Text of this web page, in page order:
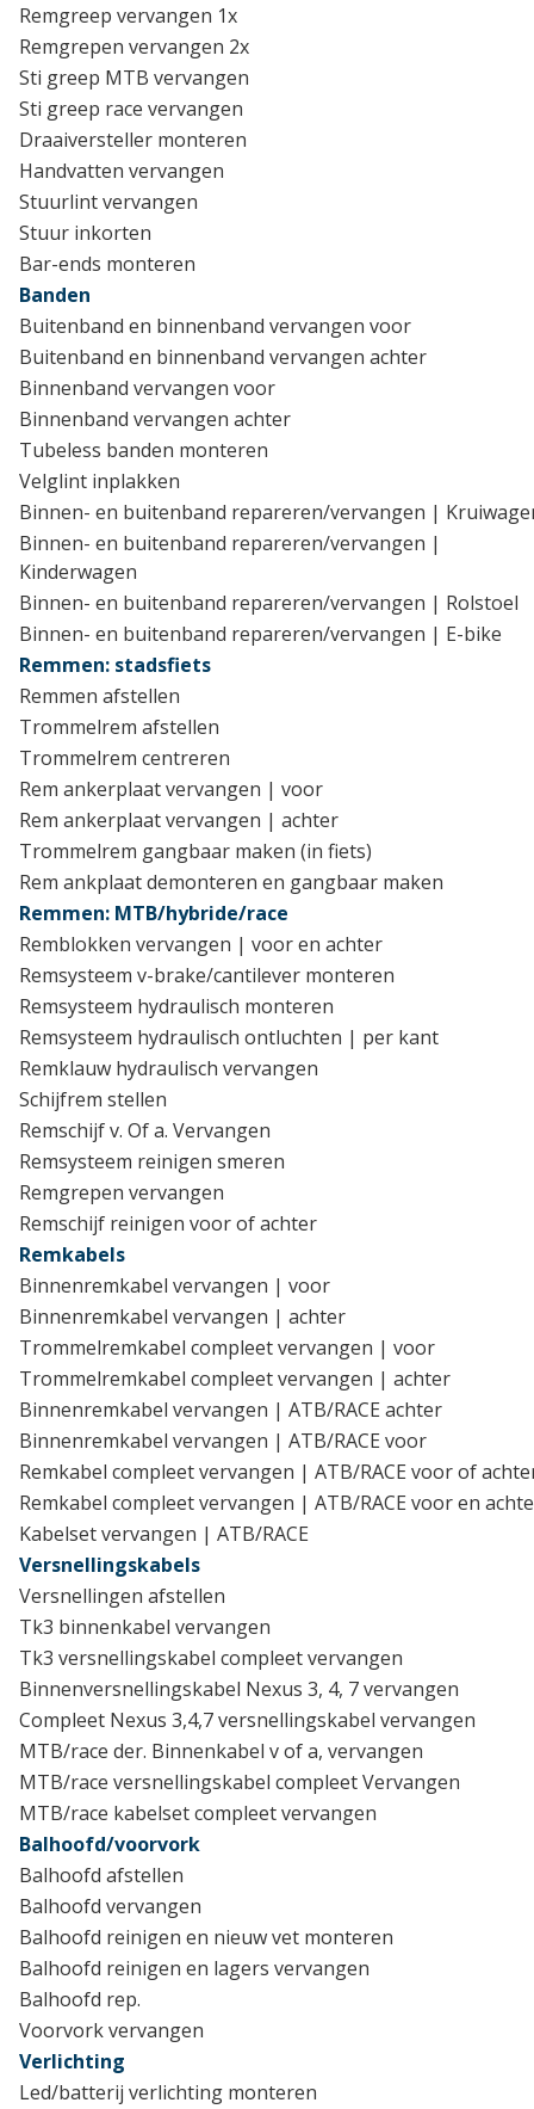
Remgreep vervangen 1x
Remgrepen vervangen 2x
Sti greep MTB vervangen
Sti greep race vervangen
Draaiversteller monteren
Handvatten vervangen
Stuurlint vervangen
Stuur inkorten
Bar-ends monteren
Banden
Buitenband en binnenband vervangen voor
Buitenband en binnenband vervangen achter
Binnenband vervangen voor
Binnenband vervangen achter
Tubeless banden monteren
Velglint inplakken
Binnen- en buitenband repareren/vervangen |
Binnen- en buitenband repareren/vervangen |
Kinderwagen
Binnen- en buitenband repareren/vervangen | Rolstoel
Binnen- en buitenband repareren/vervangen | E-bike
Remmen: stadsfiets
Remmen afstellen
Trommelrem afstellen
Trommelrem centreren
Rem ankerplaat vervangen | voor
Rem ankerplaat vervangen | achter
Trommelrem gangbaar maken (in fiets)
Rem ankplaat demonteren en gangbaar maken
Remmen: MTB/hybride/race
Remblokken vervangen | voor en achter
Remsysteem v-brake/cantilever monteren
Remsysteem hydraulisch monteren
Remsysteem hydraulisch ontluchten | per kant
Remklauw hydraulisch vervangen
Schijfrem stellen
Remschijf v. Of a. Vervangen
Remsysteem reinigen smeren
Remgrepen vervangen
Remschijf reinigen voor of achter
Remkabels
Binnenremkabel vervangen | voor
Binnenremkabel vervangen | achter
Trommelremkabel compleet vervangen | voor
Trommelremkabel compleet vervangen | achter
Binnenremkabel vervangen | ATB/RACE achter
Binnenremkabel vervangen | ATB/RACE voor
Remkabel compleet vervangen | ATB/RACE voor of
Remkabel compleet vervangen | ATB/RACE voor en
Kabelset vervangen | ATB/RACE
Versnellingskabels
Versnellingen afstellen
Tk3 binnenkabel vervangen
Tk3 versnellingskabel compleet vervangen
Binnenversnellingskabel Nexus 3, 4, 7 vervangen
Compleet Nexus 3,4,7 versnellingskabel vervangen
MTB/race der. Binnenkabel v of a, vervangen
MTB/race versnellingskabel compleet Vervangen
MTB/race kabelset compleet vervangen
Balhoofd/voorvork
Balhoofd afstellen
Balhoofd vervangen
Balhoofd reinigen en nieuw vet monteren
Balhoofd reinigen en lagers vervangen
Balhoofd rep.
Voorvork vervangen
Verlichting
Led/batterij verlichting monteren